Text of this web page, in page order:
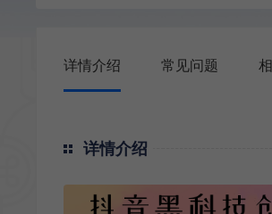
详情介绍 常见问题
详情介绍